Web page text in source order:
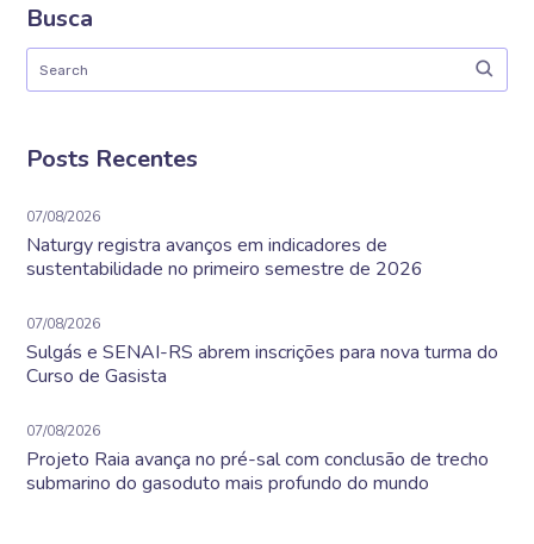
Busca
Posts Recentes
07/08/2026
Naturgy registra avanços em indicadores de
sustentabilidade no primeiro semestre de 2026
07/08/2026
Sulgás e SENAI-RS abrem inscrições para nova turma do
Curso de Gasista
07/08/2026
Projeto Raia avança no pré-sal com conclusão de trecho
submarino do gasoduto mais profundo do mundo